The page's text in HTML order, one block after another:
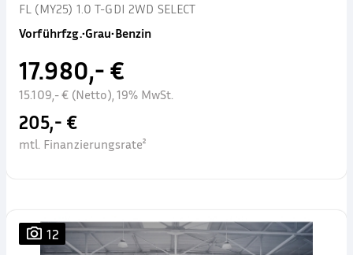
FL (MY25) 1.0 T-GDI 2WD SELECT
Vorführfzg.•Grau•Benzin
17.980,- €
15.109,- € (Netto), 19% MwSt.
205,- €
mtl. Finanzierungsrate²
12